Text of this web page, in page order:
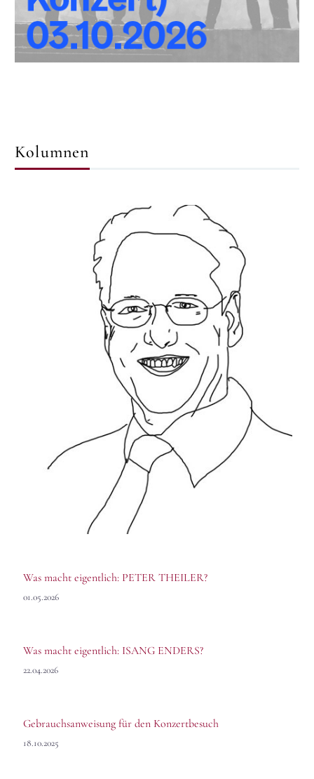
Kolumnen
Was macht eigentlich: PETER THEILER?
01.05.2026
Was macht eigentlich: ISANG ENDERS?
22.04.2026
Gebrauchsanweisung für den Konzertbesuch
18.10.2025